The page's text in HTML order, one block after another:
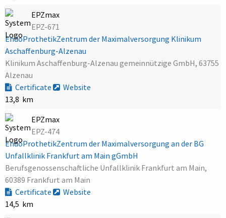
EPZmax
EPZ-671
EndoProthetikZentrum der Maximalversorgung Klinikum
Aschaffenburg-Alzenau
Klinikum Aschaffenburg-Alzenau gemeinnützige GmbH, 63755
Alzenau
Certificate
Website
13,8 km
EPZmax
EPZ-474
EndoProthetikZentrum der Maximalversorgung an der BG
Unfallklinik Frankfurt am Main gGmbH
Berufsgenossenschaftliche Unfallklinik Frankfurt am Main,
60389 Frankfurt am Main
Certificate
Website
14,5 km